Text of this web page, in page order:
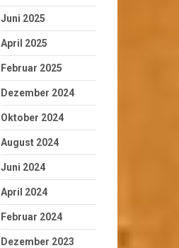
Juni 2025
April 2025
Februar 2025
Dezember 2024
Oktober 2024
August 2024
Juni 2024
April 2024
Februar 2024
Dezember 2023